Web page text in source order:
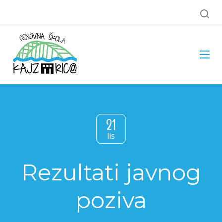
21
lis
Rezultati javnog
poziva